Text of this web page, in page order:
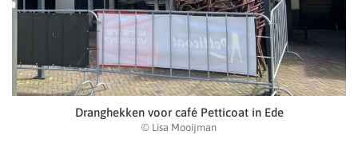
Dranghekken voor café Petticoat in Ede
© Lisa Mooijman